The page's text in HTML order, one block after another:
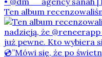
Ten album